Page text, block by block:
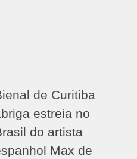
de Curitiba
estreia no
do artista
Max de